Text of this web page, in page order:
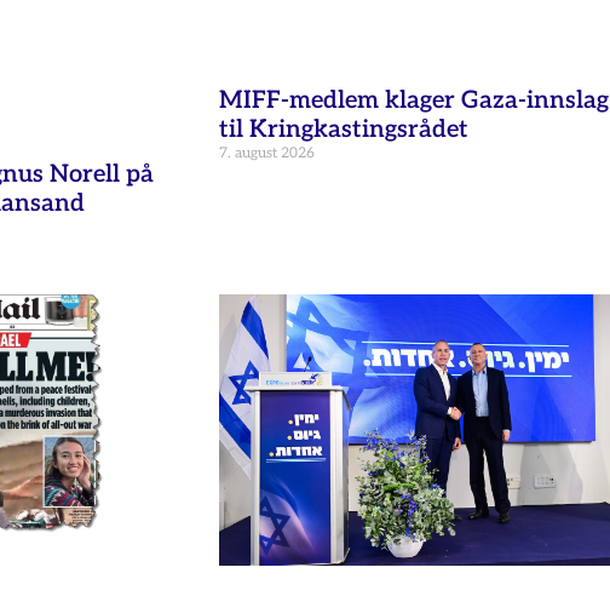
Norell på
MIFF-medlem klager Gaza-innslag
til Kringkastingsrådet
7. august 2026